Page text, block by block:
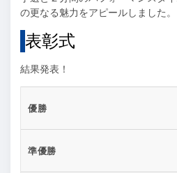
の更なる魅力をアピールしました。
表彰式
結果発表！
優勝
準優勝